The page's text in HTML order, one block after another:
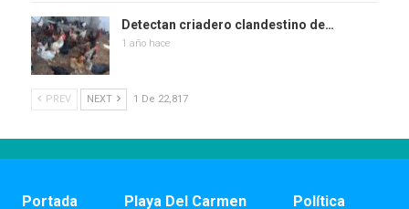
Detectan criadero clandestino de…
1 año hace
PREV NEXT 1 De 22,817
Portada Playa Del Carmen Política